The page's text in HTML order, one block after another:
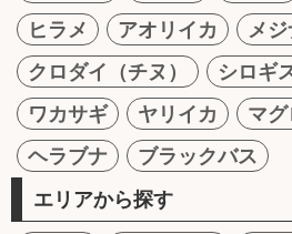
ヒラメ
アオリイカ
メ
クロダイ（チヌ）
シロギ
ワカサギ
ヤリイカ マグ
ヘラブナ
ブラックバス
エリアから探す